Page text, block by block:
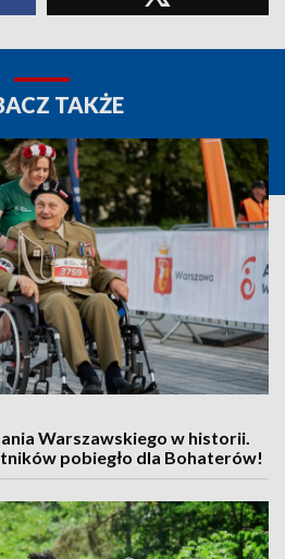
TAKŻE
Warszawskiego w historii.
pobiegło dla Bohaterów!